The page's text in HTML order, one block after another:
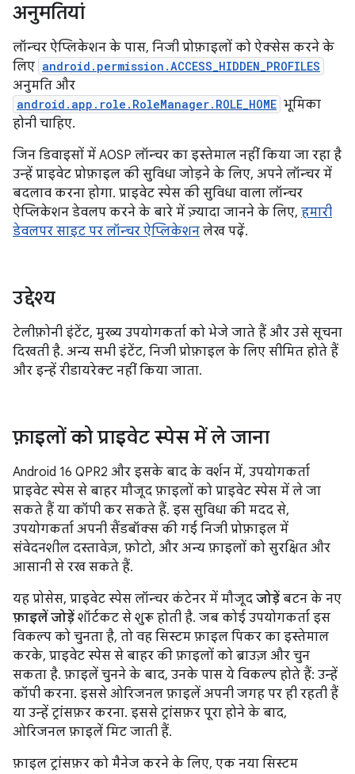
अनुमतियां
लॉन्चर ऐप्लिकेशन के पास, निजी प्रोफ़ाइलों को ऐक्सेस करने के
लिए android.permission.ACCESS_HIDDEN_PROFILES
अनुमति और
android.app.role.RoleManager.ROLE_HOME भूमिका
होनी चाहिए.
जिन डिवाइसों में AOSP लॉन्चर का इस्तेमाल नहीं किया जा रहा है
उन्हें प्राइवेट प्रोफ़ाइल की सुविधा जोड़ने के लिए, अपने लॉन्चर में
बदलाव करना होगा. प्राइवेट स्पेस की सुविधा वाला लॉन्चर
ऐप्लिकेशन डेवलप करने के बारे में ज़्यादा जानने के लिए, हमारी
डेवलपर साइट पर लॉन्चर ऐप्लिकेशन लेख पढ़ें.
उद्देश्य
टेलीफ़ोनी इंटेंट, मुख्य उपयोगकर्ता को भेजे जाते हैं और उसे सूचना
दिखती है. अन्य सभी इंटेंट, निजी प्रोफ़ाइल के लिए सीमित होते हैं
और इन्हें रीडायरेक्ट नहीं किया जाता.
फ़ाइलों को प्राइवेट स्पेस में ले जाना
Android 16 QPR2 और इसके बाद के वर्शन में, उपयोगकर्ता
प्राइवेट स्पेस से बाहर मौजूद फ़ाइलों को प्राइवेट स्पेस में ले जा
सकते हैं या कॉपी कर सकते हैं. इस सुविधा की मदद से,
उपयोगकर्ता अपनी सैंडबॉक्स की गई निजी प्रोफ़ाइल में
संवेदनशील दस्तावेज़, फ़ोटो, और अन्य फ़ाइलों को सुरक्षित और
आसानी से रख सकते हैं.
यह प्रोसेस, प्राइवेट स्पेस लॉन्चर कंटेनर में मौजूद जोड़ें बटन के नए
फ़ाइलें जोड़ें शॉर्टकट से शुरू होती है. जब कोई उपयोगकर्ता इस
विकल्प को चुनता है, तो वह सिस्टम फ़ाइल पिकर का इस्तेमाल
करके, प्राइवेट स्पेस से बाहर की फ़ाइलों को ब्राउज़ और चुन
सकता है. फ़ाइलें चुनने के बाद, उनके पास ये विकल्प होते हैं: उन्हें
कॉपी करना. इससे ओरिजनल फ़ाइलें अपनी जगह पर ही रहती हैं
या उन्हें ट्रांसफ़र करना. इससे ट्रांसफ़र पूरा होने के बाद,
ओरिजनल फ़ाइलें मिट जाती हैं.
फ़ाइल ट्रांसफ़र को मैनेज करने के लिए, एक नया सिस्टम